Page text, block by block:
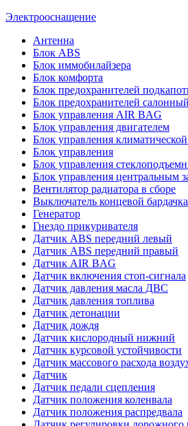
Электрооснащение
Антенна
Блок ABS
Блок иммобилайзера
Блок комфорта
Блок предохранителей
Блок предохранителей салонный
Блок управления AIR BAG
Блок управления двигателем
Блок управления
Блок управления
Блок управления
Блок управления центральным
Вентилятор радиатора в сборе
Выключатель концевой бардачка
Генератор
Гнездо прикуривателя
Датчик ABS передний левый
Датчик ABS передний правый
Датчик AIR BAG
Датчик включения стоп-сигнала
Датчик давления масла ДВС
Датчик давления топлива
Датчик детонации
Датчик дождя
Датчик кислородный нижний
Датчик курсовой устойчивости
Датчик массового расхода
Датчик
Датчик педали сцепления
Датчик положения коленвала
Датчик положения распредвала